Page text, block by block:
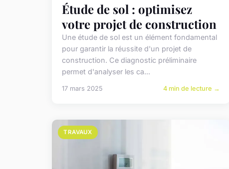
Étude de sol : optimisez
votre projet de construction
Une étude de sol est un élément fondamental
pour garantir la réussite d'un projet de
construction. Ce diagnostic préliminaire
permet d'analyser les ca...
17 mars 2025 4 min de lecture →
TRAVAUX